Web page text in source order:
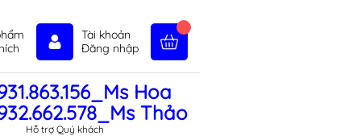
Tài khoản
Đăng nhập
tức Liên hệ Chính sách
Hoa
Thảo
Hỗ trợ Quý khách